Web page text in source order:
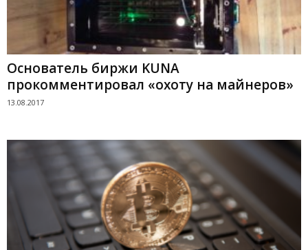
Основатель биржи KUNA
прокомментировал «охоту на майнеров»
13.08.2017